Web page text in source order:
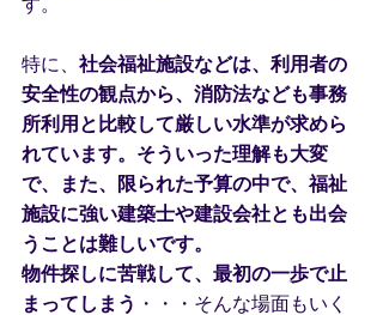
特に、 社会福祉施設などは、利用者の
安全性の観点から、消防法なども事務
所利用と比較して厳しい水準が求めら
れています。そういった理解も大変
で、また、限られた予算の中で、福祉
施設に強い建築士や建設会社とも出会
うことは難しいです。
物件探しに苦戦して、最初の一歩で止
まってしまう ・・・そんな場面もいく